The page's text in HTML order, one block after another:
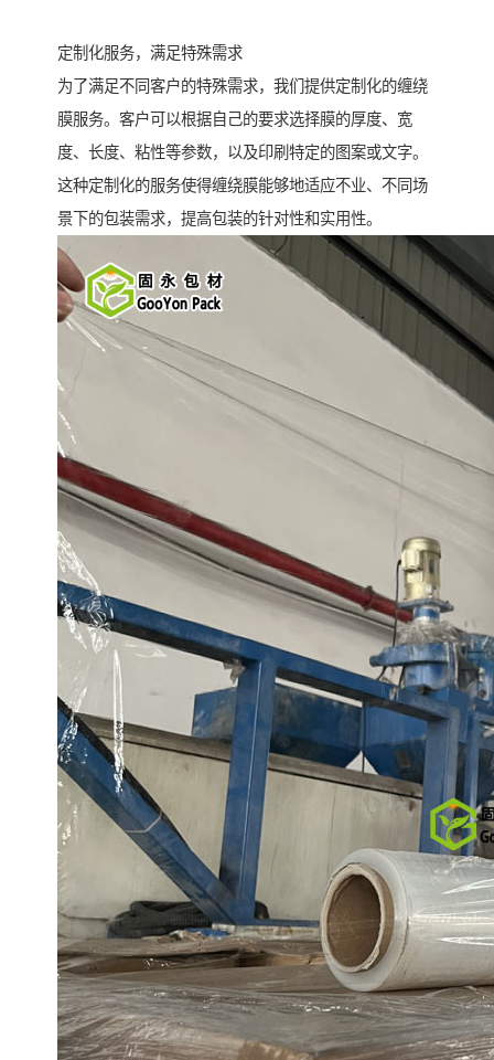
定制化服务，满足特殊需求
为了满足不同客户的特殊需求，我们提供定制化的缠绕
膜服务。客户可以根据自己的要求选择膜的厚度、宽
度、长度、粘性等参数，以及印刷特定的图案或文字。
这种定制化的服务使得缠绕膜能够地适应不业、不同场
景下的包装需求，提高包装的针对性和实用性。